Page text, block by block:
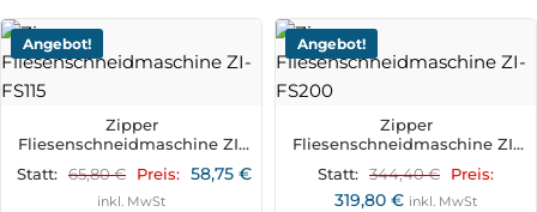
Angebot!
Zipper
Fliesenschneidmaschine ZI-
Statt: 65,80€ Preis: 58,75 €
inkl. MwSt
Angebot!
Zipper
Fliesenschneidmaschine ZI-
Statt: 344,40€ Preis:
319,80 € inkl. MwSt